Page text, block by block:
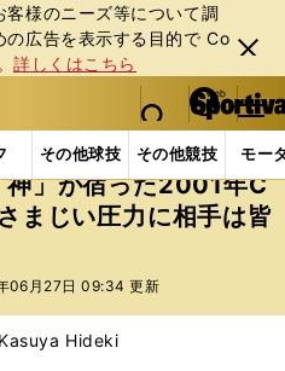
様のニーズ等について調
広告を表⽰する⽬的で Co
詳しくはこちら
閉じ
る
web Sportiva (webスポルティーバ)
検索
マイペ
ー
ジ
メニュ
その他球技 その他競技 モー
海外サッカー 海外サッカー
神」が宿った2001年C
まじい圧力に相手は皆
06月27日 09:34 更新
Hideki